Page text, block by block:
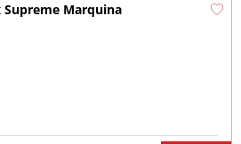
Marquina